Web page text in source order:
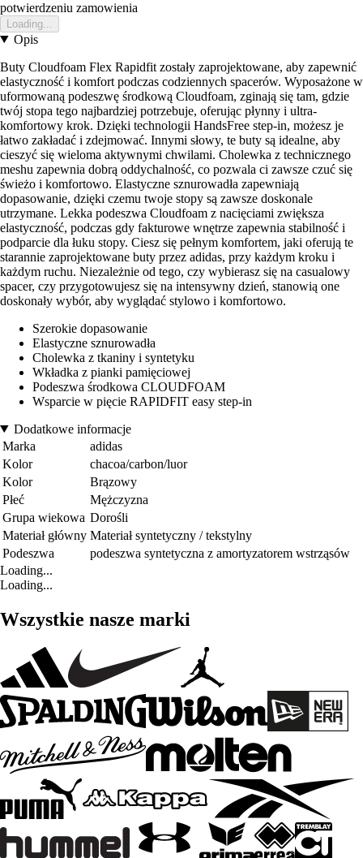
potwierdzeniu zamowienia
Loading...
Opis
Buty Cloudfoam Flex Rapidfit zostały zaprojektowane, aby zapewnić
elastyczność i komfort podczas codziennych spacerów. Wyposażone w
uformowaną podeszwę środkową Cloudfoam, zginają się tam, gdzie
twój stopa tego najbardziej potrzebuje, oferując płynny i ultra-
komfortowy krok. Dzięki technologii HandsFree step-in, możesz je
łatwo zakładać i zdejmować. Innymi słowy, te buty są idealne, aby
cieszyć się wieloma aktywnymi chwilami. Cholewka z technicznego
meshu zapewnia dobrą oddychalność, co pozwala ci zawsze czuć się
świeżo i komfortowo. Elastyczne sznurowadła zapewniają
dopasowanie, dzięki czemu twoje stopy są zawsze doskonale
utrzymane. Lekka podeszwa Cloudfoam z nacięciami zwiększa
elastyczność, podczas gdy fakturowe wnętrze zapewnia stabilność i
podparcie dla łuku stopy. Ciesz się pełnym komfortem, jaki oferują te
starannie zaprojektowane buty przez adidas, przy każdym kroku i
każdym ruchu. Niezależnie od tego, czy wybierasz się na casualowy
spacer, czy przygotowujesz się na intensywny dzień, stanowią one
doskonały wybór, aby wyglądać stylowo i komfortowo.
Szerokie dopasowanie
Elastyczne sznurowadła
Cholewka z tkaniny i syntetyku
Wkładka z pianki pamięciowej
Podeszwa środkowa CLOUDFOAM
Wsparcie w pięcie RAPIDFIT easy step-in
Dodatkowe informacje
Marka
adidas
Kolor
chacoa/carbon/luor
Kolor
Brązowy
Płeć
Mężczyzna
Grupa wiekowa Dorośli
Materiał główny Materiał syntetyczny / tekstylny
Podeszwa
podeszwa syntetyczna z amortyzatorem wstrząsów
Loading...
Loading...
Wszystkie nasze marki